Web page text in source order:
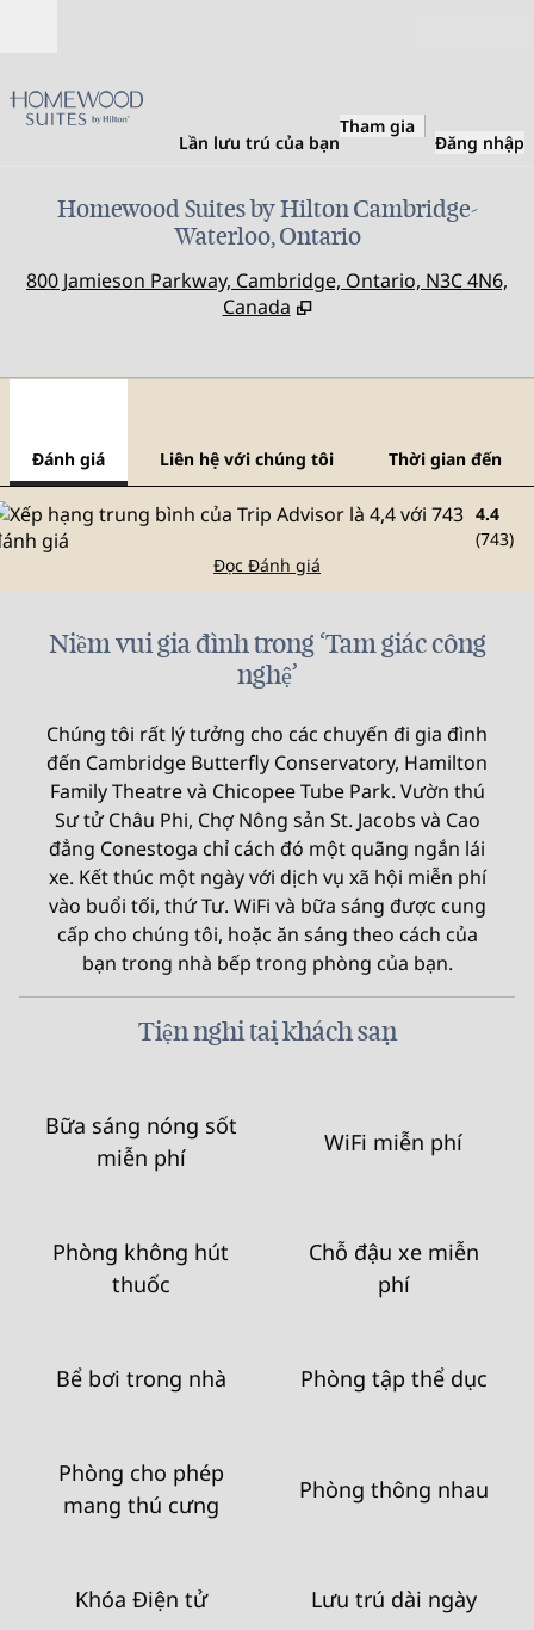
Lần lưu trú của bạn
Tham gia
Đăng nhập
Homewood Suites by Hilton Cambridge-
Waterloo, Ontario
800 Jamieson Parkway, Cambridge, Ontario, N3C 4N6,
Canada
Đánh giá Liên hệ với chúng tôi Thời gian đến
4.4
(743)
Đọc Đánh giá
Niềm vui gia đình trong ‘Tam giác công
nghệ’
Chúng tôi rất lý tưởng cho các chuyến đi gia đình
đến Cambridge Butterfly Conservatory, Hamilton
Family Theatre và Chicopee Tube Park. Vườn thú
Sư tử Châu Phi, Chợ Nông sản St. Jacobs và Cao
đẳng Conestoga chỉ cách đó một quãng ngắn lái
xe. Kết thúc một ngày với dịch vụ xã hội miễn phí
vào buổi tối, thứ Tư. WiFi và bữa sáng được cung
cấp cho chúng tôi, hoặc ăn sáng theo cách của
bạn trong nhà bếp trong phòng của bạn.
Tiện nghi tại khách sạn
Bữa sáng nóng sốt
miễn phí
WiFi miễn phí
Phòng không hút
thuốc
Chỗ đậu xe miễn
phí
Bể bơi trong nhà Phòng tập thể dục
Phòng cho phép
mang thú cưng
Phòng thông nhau
Khóa Điện tử Lưu trú dài ngày